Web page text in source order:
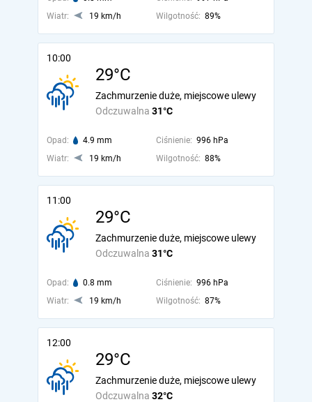
Wiatr:
19 km/h Wilgotność: 89%
10:00
29°C
Odczuwalna 31°C
Zachmurzenie duże, miejscowe ulewy
Opad: 4.9 mm Ciśnienie: 996 hPa
Wiatr:
19 km/h Wilgotność: 88%
11:00
29°C
Odczuwalna 31°C
Zachmurzenie duże, miejscowe ulewy
Opad: 0.8 mm Ciśnienie: 996 hPa
Wiatr:
19 km/h Wilgotność: 87%
12:00
29°C
Odczuwalna 32°C
Zachmurzenie duże, miejscowe ulewy